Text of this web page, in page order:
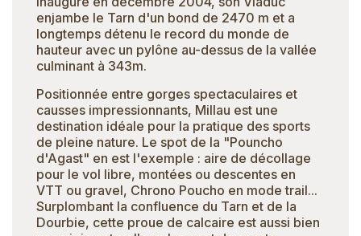
enjambe le Tarn d'un bond de 2470 m et a
longtemps détenu le record du monde de
hauteur avec un pylône au-dessus de la vallée
culminant à 343m.
Positionnée entre gorges spectaculaires et
causses impressionnants, Millau est une
destination idéale pour la pratique des sports
de pleine nature. Le spot de la "Pouncho
d'Agast" en est l'exemple : aire de décollage
pour le vol libre, montées ou descentes en
VTT ou gravel, Chrono Poucho en mode trail...
Surplombant la confluence du Tarn et de la
Dourbie, cette proue de calcaire est aussi bien